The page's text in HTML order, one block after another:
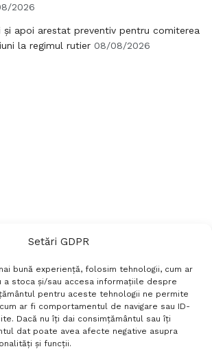
Setări GDPR
bună experiență, folosim tehnologii, cum ar
stoca și/sau accesa informațiile despre
pentru aceste tehnologii ne permite
ar fi comportamentul de navigare sau ID-
Dacă nu îți dai consimțământul sau îți
dat poate avea afecte negative asupra
și funcții.
2026
apoi arestat preventiv pentru comiterea
la regimul rutier 08/08/2026
Politică de confidențialitate
Setări GDPR